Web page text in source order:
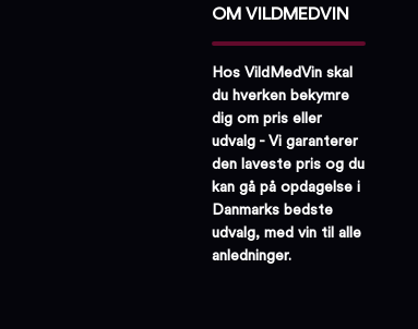
OM VILDMEDVIN
Hos VildMedVin skal
du hverken bekymre
dig om pris eller
udvalg - Vi garanterer
den laveste pris og du
kan gå på opdagelse i
Danmarks bedste
udvalg, med vin til alle
anledninger.